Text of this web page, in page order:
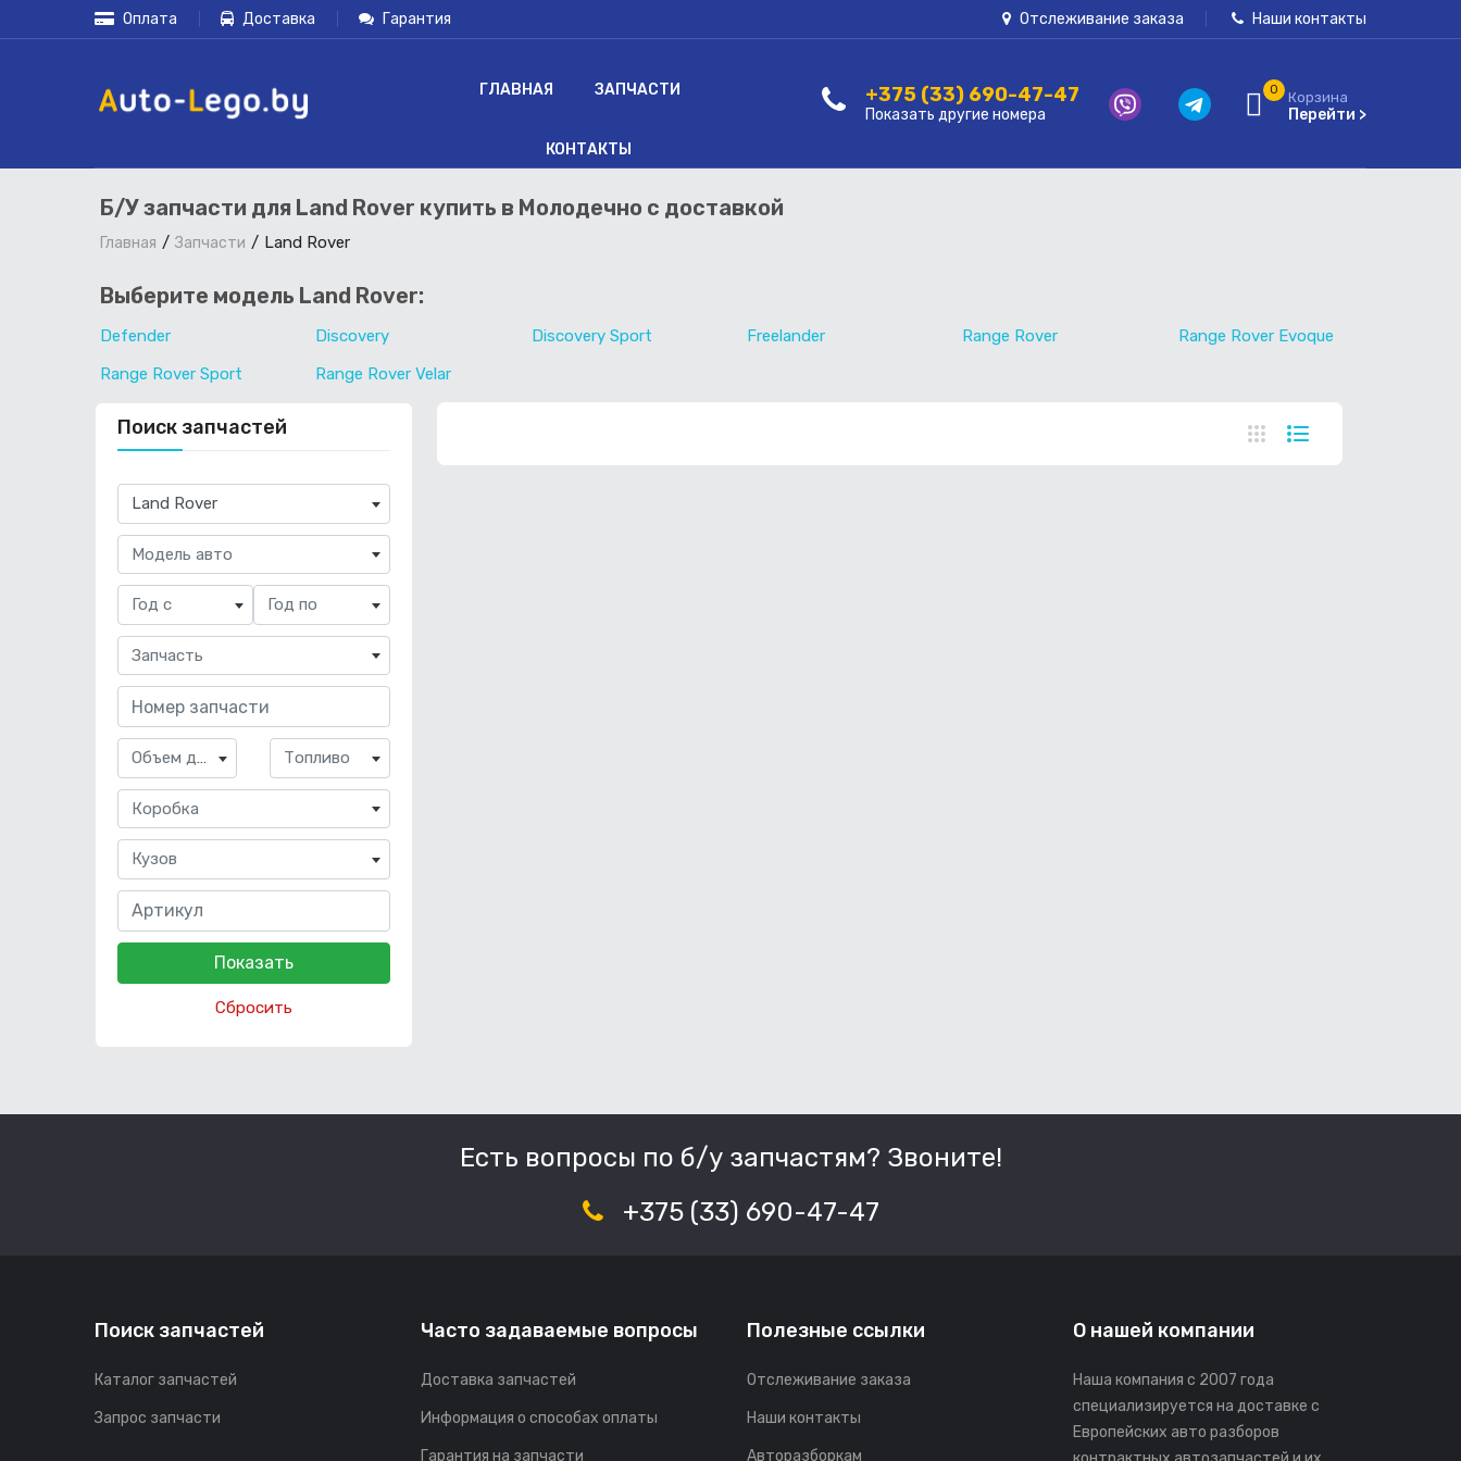
Оплата Доставка Гарантия Отслеживание заказа Наши контакты
ГЛАВНАЯ ЗАПЧАСТИ
КОНТАКТЫ
+375 (33) 690-47-47
Показать другие номера
0 Корзина
Перейти >
Б/У запчасти для Land Rover купить в Молодечно с доставкой
Главная Запчасти Land Rover
Выберите модель Land Rover:
Defender Discovery Discovery Sport Freelander Range Rover
Range Rover Evoque
Range Rover Sport
Range Rover Velar
Поиск запчастей
×
Land Rover
Модель авто
Год с Год по
Запчасть
Объем двигателя Топливо
Коробка
Кузов
Сбросить
Есть вопросы по б/у запчастям? Звоните!
+375 (33) 690-47-47
Поиск запчастей
Каталог запчастей
Запрос запчасти
Часто задаваемые вопросы
Доставка запчастей
Информация о способах оплаты
Гарантия на запчасти
Полезные ссылки
Отслеживание заказа
Наши контакты
Авторазборкам
О нашей компании
Наша компания с 2007 года
специализируется на доставке с
Европейских авто разборов